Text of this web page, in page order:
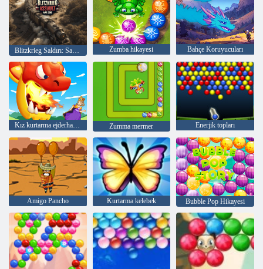
Zumba hikayesi Bahçe Koruyucuları
Kız kurtarma ejderhası dışarı Zumma mermer Enerjik topları
Amigo Pancho Kurtarma kelebek Bubble Pop Hikayesi